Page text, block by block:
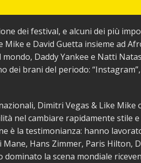
dei festival, e alcuni dei più
e David Guetta insieme ad
Daddy Yankee e Natti
dei brani del periodo:
Dimitri Vegas & Like Mike
nel cambiare rapidamente stile
è la testimonianza: hanno
Mane, Hans Zimmer, Paris Hilton,
dominato la scena mondiale